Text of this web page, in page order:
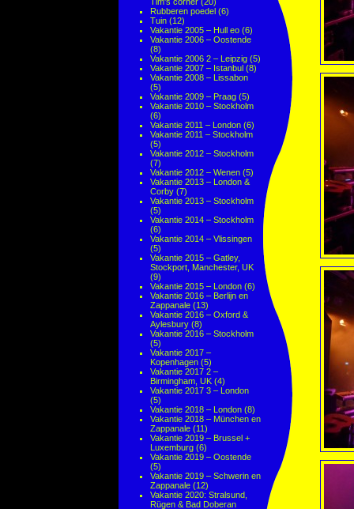
Rubberen poedel (6)
Tuin (12)
Vakantie 2005 – Hull eo (6)
Vakantie 2006 – Oostende
(8)
Vakantie 2006 2 – Leipzig (5)
Vakantie 2007 – Istanbul (8)
Vakantie 2008 – Lissabon
(5)
Vakantie 2009 – Praag (5)
Vakantie 2010 – Stockholm
(6)
Vakantie 2011 – London (6)
Vakantie 2011 – Stockholm
(5)
Vakantie 2012 – Stockholm
(7)
Vakantie 2012 – Wenen (5)
Vakantie 2013 – London &
Corby (7)
Vakantie 2013 – Stockholm
(5)
Vakantie 2014 – Stockholm
(6)
Vakantie 2014 – Vlissingen
(5)
Vakantie 2015 – Gatley,
Stockport, Manchester, UK
(9)
Vakantie 2015 – London (6)
Vakantie 2016 – Berlijn en
Zappanale (13)
Vakantie 2016 – Oxford &
Aylesbury (8)
Vakantie 2016 – Stockholm
(5)
Vakantie 2017 –
Kopenhagen (5)
Vakantie 2017 2 –
Birmingham, UK (4)
Vakantie 2017 3 – London
(5)
Vakantie 2018 – London (8)
Vakantie 2018 – München en
Zappanale (11)
Vakantie 2019 – Brussel +
Luxemburg (6)
Vakantie 2019 – Oostende
(5)
Vakantie 2019 – Schwerin en
Zappanale (12)
Vakantie 2020: Stralsund,
Rügen & Bad Doberan